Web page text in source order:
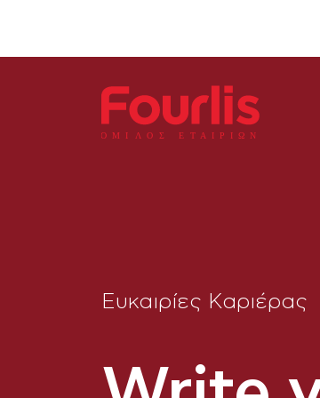
ΟΜΙ Λ Ο Σ Ε Τ ΑΙΡΙΩΝ
Ευκαιρίες Καριέρας